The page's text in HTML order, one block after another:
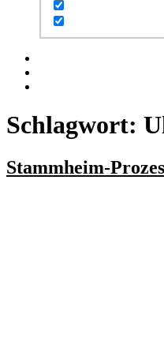
Schlagwort:
Stammheim-